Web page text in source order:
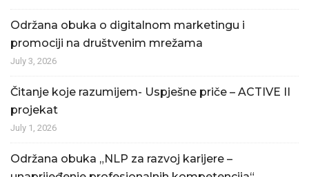
Održana obuka o digitalnom marketingu i
promociji na društvenim mrežama
July 3, 2026
Čitanje koje razumijem- Uspješne priče – ACTIVE II
projekat
July 1, 2026
Održana obuka „NLP za razvoj karijere –